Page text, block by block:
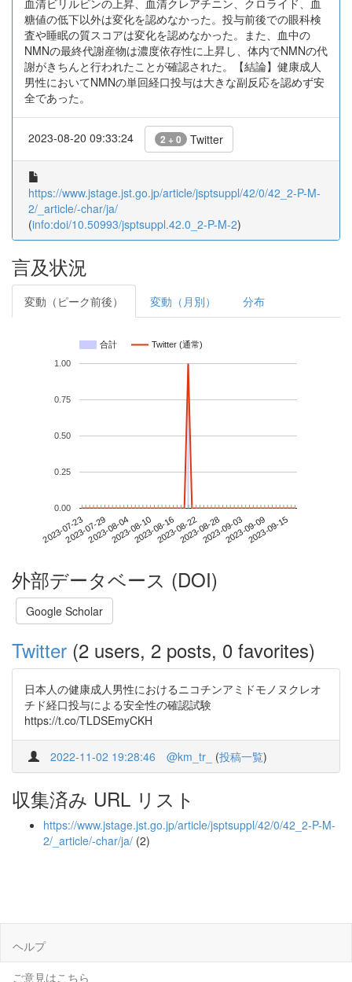
血清ビリルビンの上昇、血清クレアチニン、クロライド、血
糖値の低下以外は変化を認めなかった。投与前後での眼科検
査や睡眠の質スコアは変化を認めなかった。また、血中の
NMNの最終代謝産物は濃度依存性に上昇し、体内でNMNの代
謝がきちんと行われたことが確認された。【結論】健康成人
男性においてNMNの単回経口投与は大きな副反応を認めず安
全であった。
2023-08-20 09:33:24 2 + 0 Twitter
https://www.jstage.jst.go.jp/article/jsptsuppl/42/0/42_2-P-M-
2/_article/-char/ja/
(info:doi/10.50993/jsptsuppl.42.0_2-P-M-2)
言及状況
変動（ピーク前後） 変動（月別） 分布
合計 Twitter (通常)
2023-07-232023-07-292023-08-042023-08-102023-08-162023-08-222023-08-282023-09-032023-09-092023-09-15
0.00
0.25
0.50
0.75
1.00
外部データベース (DOI)
Google Scholar
Twitter (2 users, 2 posts, 0 favorites)
日本人の健康成人男性におけるニコチンアミドモノヌクレオ
チド経口投与による安全性の確認試験
https://t.co/TLDSEmyCKH
2022-11-02 19:28:46 @km_tr_ (投稿一覧)
収集済み URL リスト
https://www.jstage.jst.go.jp/article/jsptsuppl/42/0/42_2-P-M-
2/_article/-char/ja/ (2)
ヘルプ
ご意見はこちら